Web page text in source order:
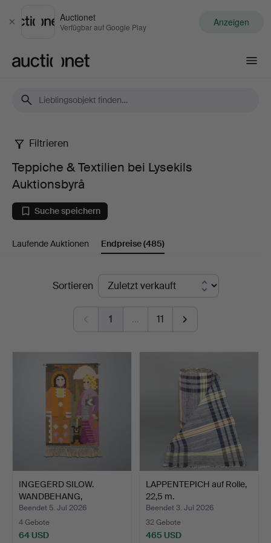
Schließen
Auctionet
Verfügbar auf Google Play Anzeigen
Teppiche
Textilien
bei
Auktionsbyrå
Filtrieren
Teppiche & Textilien bei Lysekils
Auktionsbyrå
Suche speichern
Laufende Auktionen Endpreise(485)
EndpreiseSortieren
1 … 11
INGEGERD SILOW.
WANDBEHANG,
"Promenad", Wo…
Beendet 5. Jul 2026
4 Gebote
64 USD
LAPPENTEPICH auf Rolle,
22,5 m.
Beendet 3. Jul 2026
32 Gebote
465 USD